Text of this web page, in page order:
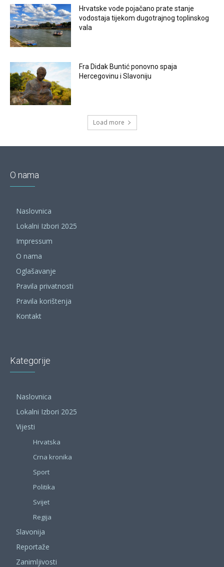
Hrvatske vode pojačano prate stanje
vodostaja tijekom dugotrajnog toplinskog
vala
Fra Didak Buntić ponovno spaja
Hercegovinu i Slavoniju
Load more
O nama
Naslovnica
Lokalni Izbori 2025
Impressum
O nama
Oglašavanje
Pravila privatnosti
Pravila korištenja
Kontakt
Kategorije
Naslovnica
Lokalni Izbori 2025
Vijesti
Hrvatska
Crna kronika
Sport
Politika
Svijet
Regija
Slavonija
Reportaže
Zanimljivosti